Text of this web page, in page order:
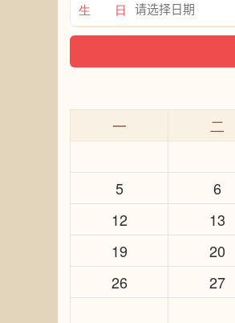
生 日
一
二
5
6
12
13
19
20
26
27